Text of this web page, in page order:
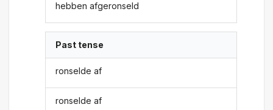
hebben afgeronseld
Past tense
ronselde af
ronselde af